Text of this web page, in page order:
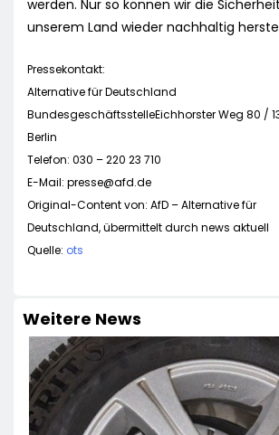
werden. Nur so können wir die
unserem Land wieder nachhaltig
Pressekontakt:
Alternative für Deutschland
BundesgeschäftsstelleEichhorster Weg 80 /
Berlin
Telefon: 030 – 220 23 710
E-Mail: presse@afd.de
Original-Content von: AfD – Alternative für
Deutschland, übermittelt durch news aktuell
Quelle: ots
Weitere News